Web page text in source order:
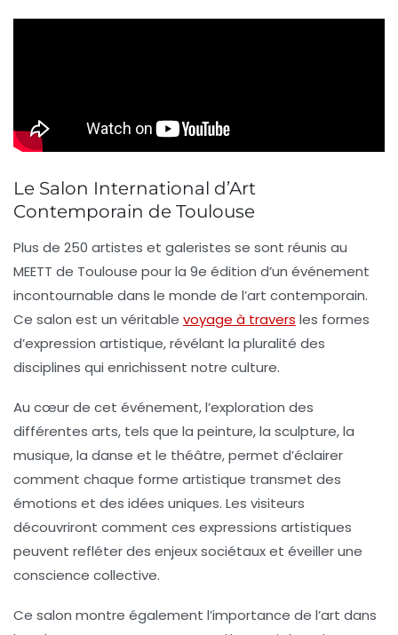
Le Salon International d’Art
Contemporain de Toulouse
Plus de 250 artistes et galeristes se sont réunis au
MEETT de Toulouse pour la 9e édition d’un événement
incontournable dans le monde de l’art contemporain.
Ce salon est un véritable voyage à travers les formes
d’expression artistique, révélant la pluralité des
disciplines qui enrichissent notre culture.
Au cœur de cet événement, l’exploration des
différentes arts, tels que la peinture, la sculpture, la
musique, la danse et le théâtre, permet d’éclairer
comment chaque forme artistique transmet des
émotions et des idées uniques. Les visiteurs
découvriront comment ces expressions artistiques
peuvent refléter des enjeux sociétaux et éveiller une
conscience collective.
Ce salon montre également l’importance de l’art dans